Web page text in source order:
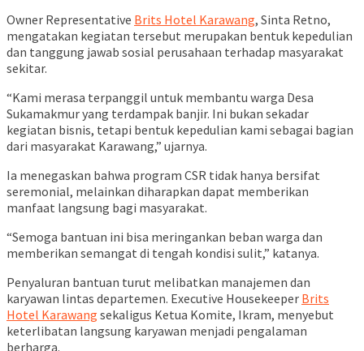
Owner Representative Brits Hotel Karawang, Sinta Retno,
mengatakan kegiatan tersebut merupakan bentuk kepedulian
dan tanggung jawab sosial perusahaan terhadap masyarakat
sekitar.
“Kami merasa terpanggil untuk membantu warga Desa
Sukamakmur yang terdampak banjir. Ini bukan sekadar
kegiatan bisnis, tetapi bentuk kepedulian kami sebagai bagian
dari masyarakat Karawang,” ujarnya.
Ia menegaskan bahwa program CSR tidak hanya bersifat
seremonial, melainkan diharapkan dapat memberikan
manfaat langsung bagi masyarakat.
“Semoga bantuan ini bisa meringankan beban warga dan
memberikan semangat di tengah kondisi sulit,” katanya.
Penyaluran bantuan turut melibatkan manajemen dan
karyawan lintas departemen. Executive Housekeeper Brits
Hotel Karawang sekaligus Ketua Komite, Ikram, menyebut
keterlibatan langsung karyawan menjadi pengalaman
berharga.